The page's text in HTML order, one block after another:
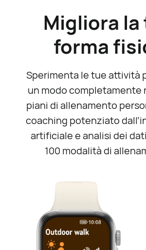
Migliora la
forma
Sperimenta le tue attività
un modo completamente
piani di allenamento
coaching potenziato
artificiale e analisi dei
100 modalità di